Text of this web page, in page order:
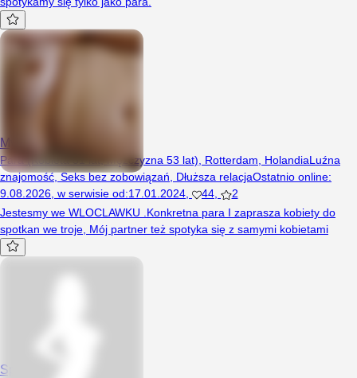
My4951
Para (Kobieta 51 lat, Mężczyzna 53 lat), Rotterdam, HolandiaLuźna
znajomość,Seks bez zobowiązań Dłuższa relacjaOstatnio online:
9.08.2026 w serwisie od:17.01.2024 44
2
Jestesmy we WLOCLAWKU .Konkretna para I zaprasza kobiety do
spotkan we troje, Mój partner też spotyka się z samymi kobietami
SpragnionaJoanna